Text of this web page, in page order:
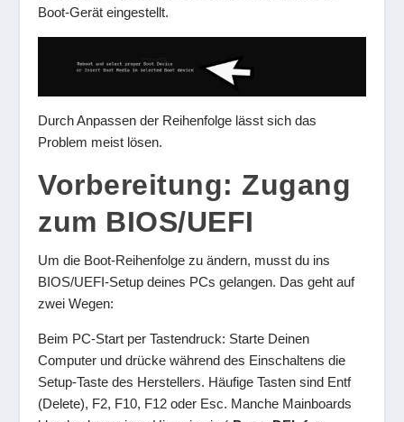
Boot-Gerät eingestellt.
Durch Anpassen der Reihenfolge lässt sich das
Problem meist lösen.
Vorbereitung: Zugang
zum BIOS/UEFI
Um die Boot-Reihenfolge zu ändern, musst du ins
BIOS/UEFI-Setup deines PCs gelangen. Das geht auf
zwei Wegen:
Beim PC-Start per Tastendruck: Starte Deinen
Computer und drücke während des Einschaltens die
Setup-Taste des Herstellers. Häufige Tasten sind Entf
(Delete), F2, F10, F12 oder Esc. Manche Mainboards